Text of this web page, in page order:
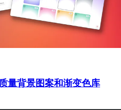
量背景图案和渐变色库